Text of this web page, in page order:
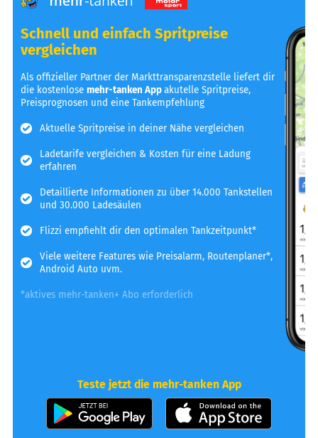
Schnell und einfach Spritpreise
vergleichen
Als offizieller Partner der Markttransparenzstelle liefert dir
die kostenlosemehr-tanken Appakutelle Spritpreise,
Preisprognosen und eine Tankempfehlung
Aktuelle Spritpreise in deiner Nähe vergleichen
Ladetarife vergleichen & Kosten für eine Ladung
erfahren
Detaillierte Informationen zu über 14.000 Tankstellen
und 30.000 Ladesäulen
Flizzi empfiehlt dir den optimalen Tankzeitpunkt*
Viele weitere Features wie Preisalarm, Routenplaner*,
Android Auto uvm.
*aktives mehr-tanken+ Abo erforderlich
Teste jetzt die mehr-tanken App